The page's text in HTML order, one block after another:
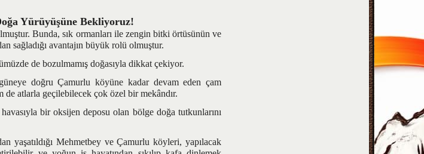
Yürüyüşüne Bekliyoruz!
Bunda, sık ormanları ile zengin bitki örtüsünün ve
sağladığı avantajın büyük rolü olmuştur.
de bozulmamış doğasıyla dikkat çekiyor.
doğru Çamurlu köyüne kadar devam eden çam
atlarla geçilebilecek çok özel bir mekândır.
bir oksijen deposu olan bölge doğa tutkunlarını
Mehmetbey ve Çamurlu köyleri, yapılacak